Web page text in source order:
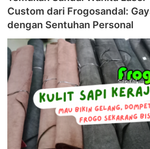
Custom dari Frogosandal:
dengan Sentuhan Personal